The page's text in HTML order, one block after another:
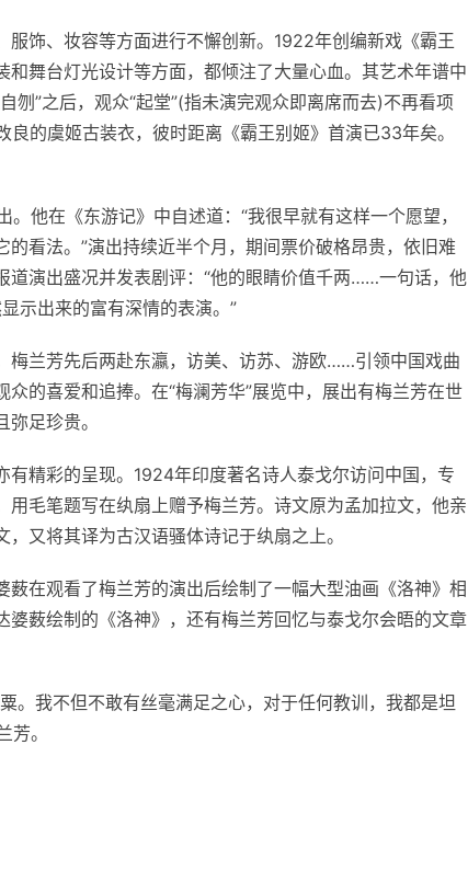
饰、妆容等方面进行不懈创新。1922年创编新戏《霸王
舞台灯光设计等方面，都倾注了大量心血。其艺术年谱中
刎”之后，观众“起堂”(指未演完观众即离席而去)不再看项
的虞姬古装衣，彼时距离《霸王别姬》首演已33年矣。
他在《东游记》中自述道：“我很早就有这样一个愿望，
的看法。”演出持续近半个月，期间票价破格昂贵，依旧难
演出盛况并发表剧评：“他的眼睛价值千两……一句话，他
示出来的富有深情的表演。”
梅兰芳先后两赴东瀛，访美、访苏、游欧……引领中国戏曲
的喜爱和追捧。在“梅澜芳华”展览中，展出有梅兰芳在世
足珍贵。
精彩的呈现。1924年印度著名诗人泰戈尔访问中国，专
毛笔题写在纨扇上赠予梅兰芳。诗文原为孟加拉文，他亲
又将其译为古汉语骚体诗记于纨扇之上。
在观看了梅兰芳的演出后绘制了一幅大型油画《洛神》相
薮绘制的《洛神》，还有梅兰芳回忆与泰戈尔会晤的文章
。我不但不敢有丝毫满足之心，对于任何教训，我都是坦
。